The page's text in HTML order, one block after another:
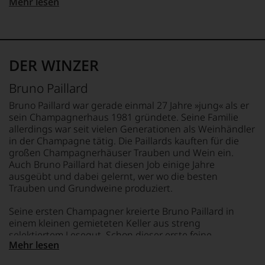
hohem
Niveau
unsere
Weinselektion
bewegt.
Das
aber
genügt
uns
nicht
mehr.
Wir
festgestellt,
dass
manch
eine
sie
die
Weinprüfung
der
Welt,
den
»Master
of
Wine«.
Als
Weinautorin
sie
mit
dem
»Oxford
sich
das
mehrheitlich
im
Besitz
der
Familie
Rosam,
2017
erwarb
ein
Ex
Vorstandsmitglied
23%
der
Anteile.
TRINKTEMPERATUR
ALKOHOLGEHALT
6,3 g/L
extra brut
DER WINZER
Bruno Paillard
Bruno Paillard war gerade einmal 27 Jahre »jung« als er
sein Champagnerhaus 1981 gründete. Seine Familie
allerdings war seit vielen Generationen als Weinhändler
in der Champagne tätig. Die Paillards kauften für die
großen Champagnerhäuser Trauben und Wein ein.
Auch Bruno Paillard hat diesen Job einige Jahre
ausgeübt und dabei gelernt, wer wo die besten
Trauben und Grundweine produziert.
Seine ersten Champagner kreierte Bruno Paillard in
einem kleinen gemieteten Keller aus streng
selektiertem Lesegut. Schon dieser erste feine
»Schäumer« sorgte für Furore. Seit 1990 besitzt er nun
Mehr lesen